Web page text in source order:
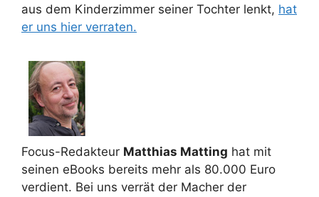
aus dem Kinderzimmer seiner Tochter lenkt, hat
er uns hier verraten.
Focus-Redakteur Matthias Matting hat mit
seinen eBooks bereits mehr als 80.000 Euro
verdient. Bei uns verrät der Macher der